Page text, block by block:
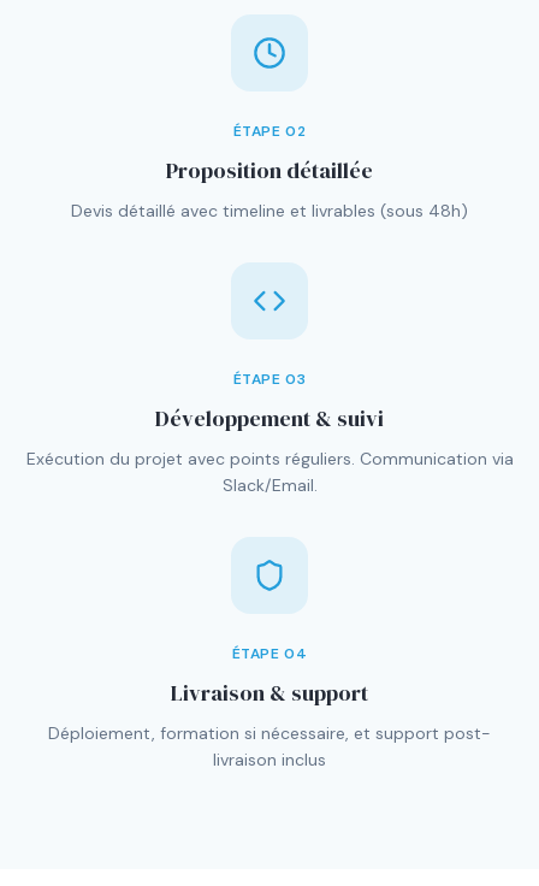
ÉTAPE02
Proposition détaillée
Devis détaillé avec timeline et livrables (sous 48h)
ÉTAPE03
Développement & suivi
Exécution du projet avec points réguliers. Communication via
Slack/Email.
ÉTAPE04
Livraison & support
Déploiement, formation si nécessaire, et support post-
livraison inclus